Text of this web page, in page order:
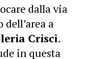
dalla via
a
Crisci.
in questa